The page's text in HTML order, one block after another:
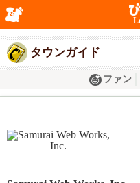
タウンガイド
ファン